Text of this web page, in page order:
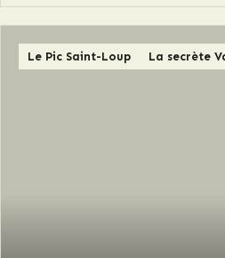
Le Pic Saint-Loup La secrète